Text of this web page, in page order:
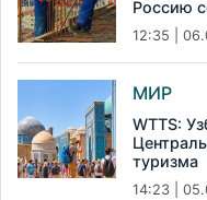
Россию
12:35 |
МИР
WTTS:
туризма
14:23 |